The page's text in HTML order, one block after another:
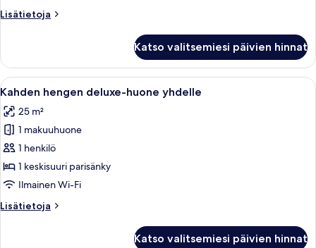
kuvat
Lisätietoja
Lisätietoja
premium-
huone
yhdelle
Katso valitsemiesi päivien hinnat
Avaa
kaikki
huonetyypin
Kahden
hengen
deluxe-
huone
kuvat
Ylelliset vuodevaatteet, minibaari,
4
Kahden hengen deluxe-huone yhdelle
25 m²
1 makuuhuone
1 henkilö
1 keskisuuri parisänky
Ilmainen Wi-Fi
Lisätietoja
Lisätietoja
Katso valitsemiesi päivien hinnat